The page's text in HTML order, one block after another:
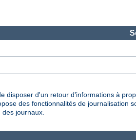
disposer d'un retour d'informations à
des fonctionnalités de journalisation
journaux.